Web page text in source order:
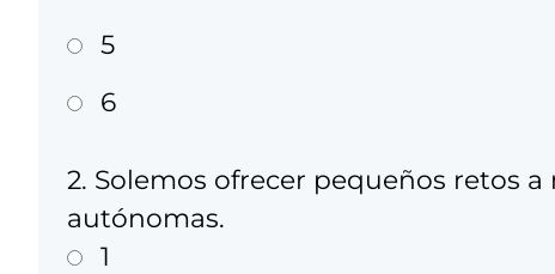
5
6
2. Solemos ofrecer pequeños retos
autónomas.
1